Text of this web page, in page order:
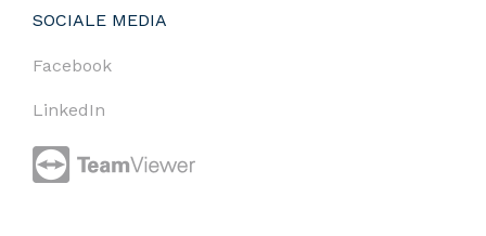
SOCIALE MEDIA
Facebook
LinkedIn